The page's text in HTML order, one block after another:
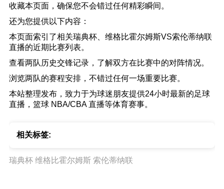
收藏本页面，确保您不会错过任何精彩瞬间。
还为您提供以下内容：
本页面索引了相关瑞典杯、维格比霍尔姆斯VS索伦蒂纳联
直播的近期比赛列表。
查看两队历史交锋记录，了解双方在比赛中的对阵情况。
浏览两队的赛程安排，不错过任何一场重要比赛。
本站整理发布，致力于为球迷朋友提供24小时最新的足球
直播，篮球 NBA/CBA 直播等体育赛事。
相关标签:
瑞典杯 维格比霍尔姆斯 索伦蒂纳联